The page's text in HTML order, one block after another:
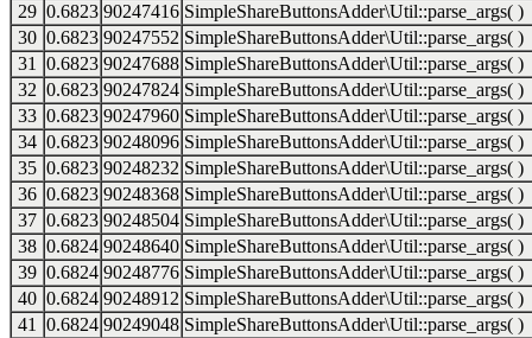
29 0.6823 90247416 SimpleShareButtonsAdder\Util::parse_args( )
30 0.6823 90247552 SimpleShareButtonsAdder\Util::parse_args( )
31
0.6823 90247688 SimpleShareButtonsAdder\Util::parse_args( )
32 0.6823 90247824 SimpleShareButtonsAdder\Util::parse_args( )
33 0.6823 90247960 SimpleShareButtonsAdder\Util::parse_args( )
34 0.6823 90248096 SimpleShareButtonsAdder\Util::parse_args( )
35 0.6823 90248232 SimpleShareButtonsAdder\Util::parse_args( )
36 0.6823 90248368 SimpleShareButtonsAdder\Util::parse_args( )
37 0.6823 90248504 SimpleShareButtonsAdder\Util::parse_args( )
38 0.6824 90248640 SimpleShareButtonsAdder\Util::parse_args( )
39 0.6824 90248776 SimpleShareButtonsAdder\Util::parse_args( )
40 0.6824 90248912 SimpleShareButtonsAdder\Util::parse_args( )
41
0.6824 90249048 SimpleShareButtonsAdder\Util::parse_args( )